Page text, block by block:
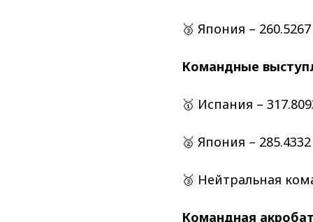
🥉 Япония – 260.5267
Командные
🥇 Испания –
🥈 Япония – 285.4332
🥉 Нейтральная
Командная